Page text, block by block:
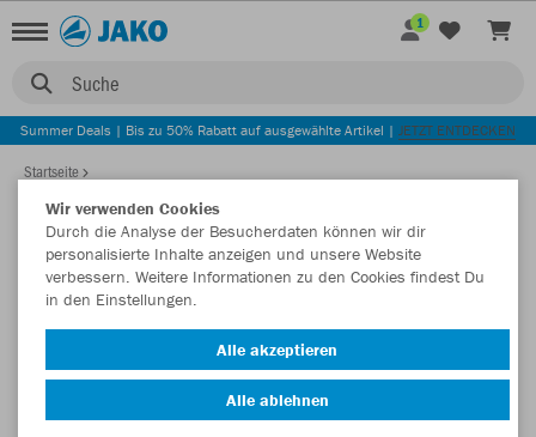
Suche
1
Summer Deals | Bis zu 50% Rabatt auf ausgewählte Artikel | JETZT ENTDECKEN
Startseite
Wir verwenden Cookies
Durch die Analyse der Besucherdaten können wir dir
personalisierte Inhalte anzeigen und unsere Website
verbessern. Weitere Informationen zu den Cookies findest Du
in den Einstellungen.
Alle akzeptieren
Alle ablehnen